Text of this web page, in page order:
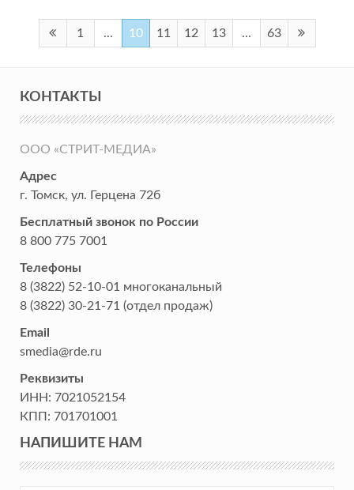
1 ... 10 11 12 13 ... 63
КОНТАКТЫ
ООО «СТРИТ-МЕДИА»
Адрес
г. Томск, ул. Герцена 72б
Бесплатный звонок по России
8 800 775 7001
Телефоны
8 (3822) 52-10-01 многоканальный
8 (3822) 30-21-71 (отдел продаж)
Email
smedia@rde.ru
Реквизиты
ИНН: 7021052154
КПП: 701701001
НАПИШИТЕ НАМ